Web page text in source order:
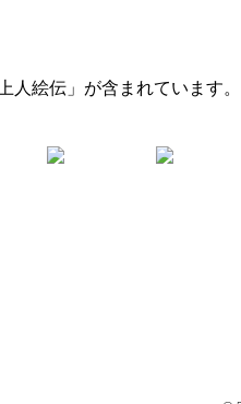
人絵伝」が含まれています。